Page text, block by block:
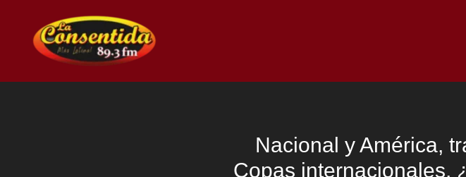
contenido
Nacional y América,
Copas internacionales,